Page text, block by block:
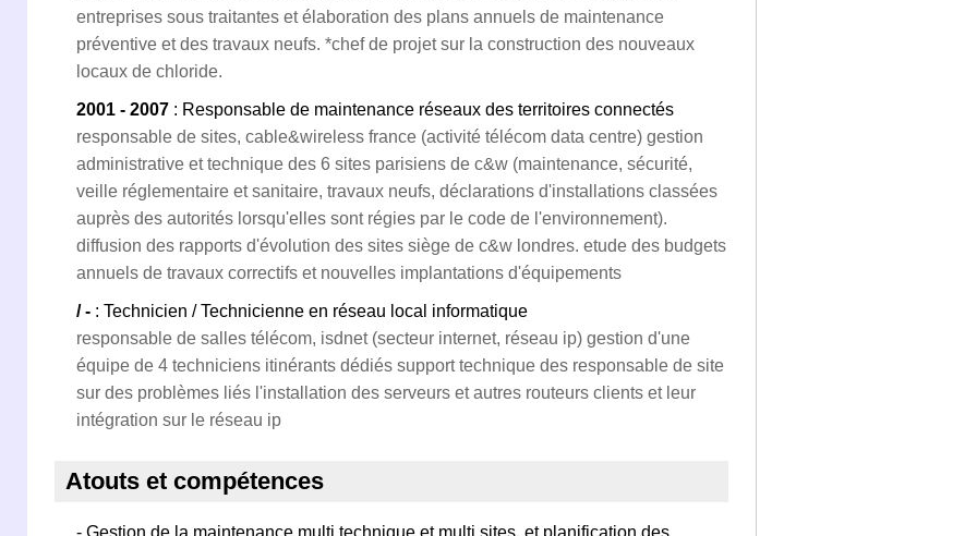
entreprises sous traitantes et élaboration des plans annuels de maintenance
préventive et des travaux neufs. *chef de projet sur la construction des nouveaux
locaux de chloride.
2001 - 2007 : Responsable de maintenance réseaux des territoires connectés
responsable de sites, cable&wireless france (activité télécom data centre) gestion
administrative et technique des 6 sites parisiens de c&w (maintenance, sécurité,
veille réglementaire et sanitaire, travaux neufs, déclarations d'installations classées
auprès des autorités lorsqu'elles sont régies par le code de l'environnement).
diffusion des rapports d'évolution des sites siège de c&w londres. etude des budgets
annuels de travaux correctifs et nouvelles implantations d'équipements
/ - : Technicien / Technicienne en réseau local informatique
responsable de salles télécom, isdnet (secteur internet, réseau ip) gestion d'une
équipe de 4 techniciens itinérants dédiés support technique des responsable de site
sur des problèmes liés l'installation des serveurs et autres routeurs clients et leur
intégration sur le réseau ip
Atouts et compétences
- Gestion de la maintenance multi technique et multi sites, et planification des